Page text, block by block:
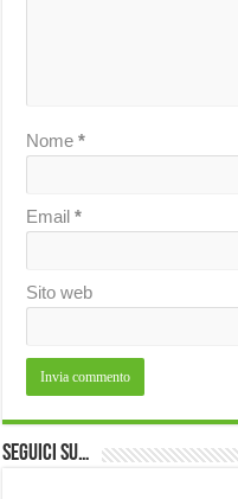
Nome*
Email*
Sito web
Seguici su…